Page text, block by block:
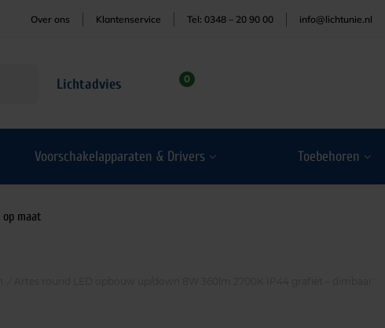
Over ons Klantenservice Tel: 0348 – 20 90 00 info@lichtunie.nl
Lichtadvies 0
Voorschakelapparaten & Drivers Toebehoren
op maat